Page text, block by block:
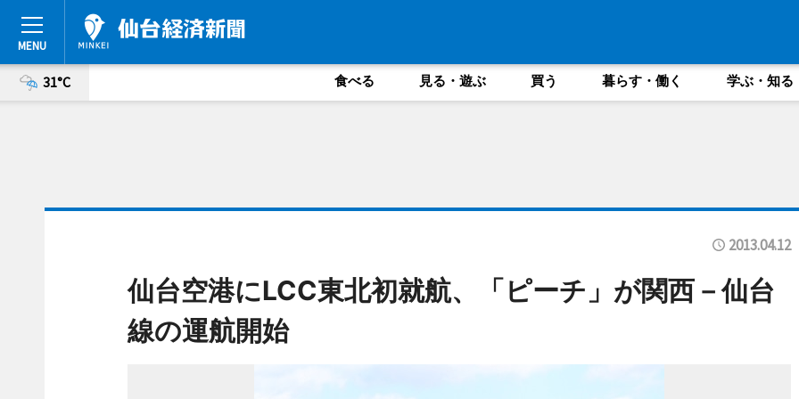
31°C 食べる 見る・遊ぶ 買う 暮らす・働く 学ぶ・知る
2013.04.12
仙台空港にLCC東北初就航、「ピーチ」が関西－仙台
線の運航開始